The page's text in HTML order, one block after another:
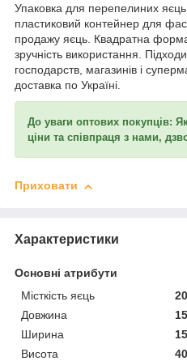
Упаковка для перепелиних
пластиковий контейнер для
продажу яєць. Квадратна форма
зручність використання.
господарств, магазинів і
доставка по Україні.
До уваги оптових покупців:
ціни та співпраця з нами,
Приховати
Характеристики
Основні атрибути
Місткість яєць
Довжина
Ширина
Висота